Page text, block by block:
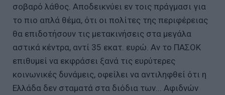
σοβαρό λάθος. Αποδεικνύει εν τοις πράγμασι για
το πιο απλά θέμα, ότι οι πολίτες της περιφέρειας
θα επιδοτήσουν τις μετακινήσεις στα μεγάλα
αστικά κέντρα, αντί 35 εκατ. ευρώ. Αν το ΠΑΣΟΚ
επιθυμεί να εκφράσει ξανά τις ευρύτερες
κοινωνικές δυνάμεις, οφείλει να αντιληφθεί ότι η
Ελλάδα δεν σταματά στα διόδια των... Αφιδνών